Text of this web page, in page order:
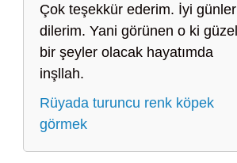
Çok teşekkür ederim. İyi günler
dilerim. Yani görünen o ki güzel
bir şeyler olacak hayatımda
inşllah.
Rüyada turuncu renk köpek
görmek